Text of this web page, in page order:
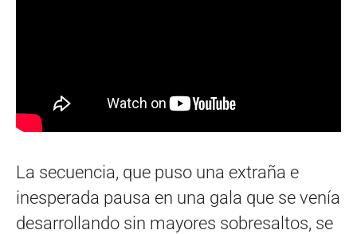
La secuencia, que puso una extraña e
inesperada pausa en una gala que se venía
desarrollando sin mayores sobresaltos, se